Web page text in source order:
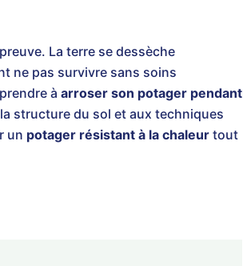
La terre se dessèche
ne pas survivre sans soins
à arroser son potager pendant
structure du sol et aux techniques
un potager résistant à la chaleur tout